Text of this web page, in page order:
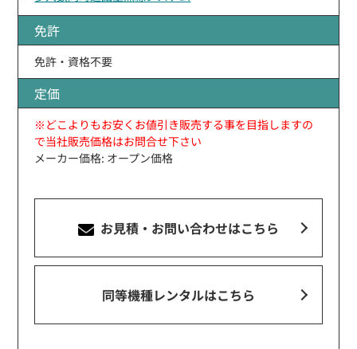
免許
免許・資格不要
定価
※どこよりもお安くお値引き販売する事を目指しますの
で当社販売価格はお問合せ下さい
メーカー価格: オープン価格
お見積・お問い合わせはこちら
同等機種レンタルはこちら